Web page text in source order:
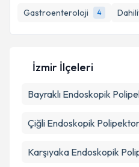
Gastroenteroloji
4
E-posta Adresiniz
Metni'ni okudum ve
İzmir İlçeleri
Bayraklı Endoskopik
Çiğli Endoskopik
Karşıyaka Endoskopik